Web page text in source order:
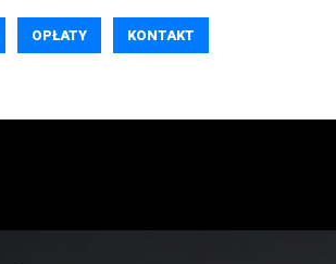
OPŁATY KONTAKT